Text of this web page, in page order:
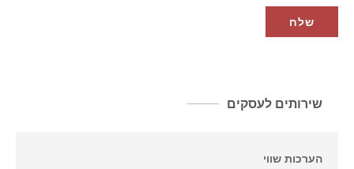
שירותים לעסקים
הערכות שווי